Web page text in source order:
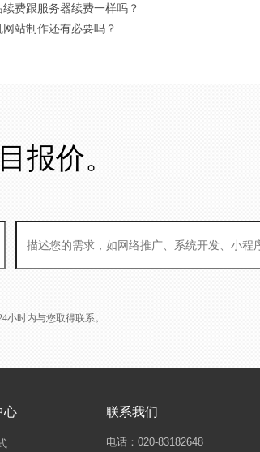
续费跟服务器续费一样吗？
网站制作还有必要吗？
报价。
小时内与您取得联系。
心 联系我们
电话：020-83182648